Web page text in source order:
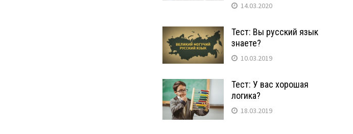
14.03.2020
Тест: Вы русский язык
знаете?
10.03.2019
Тест: У вас хорошая
логика?
18.03.2019